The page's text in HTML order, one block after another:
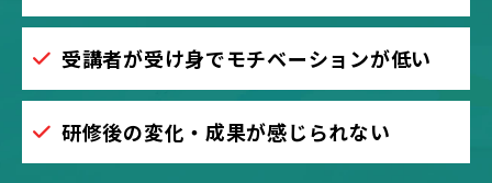
受講者が受け身でモチベーションが低い
研修後の変化・成果が感じられない